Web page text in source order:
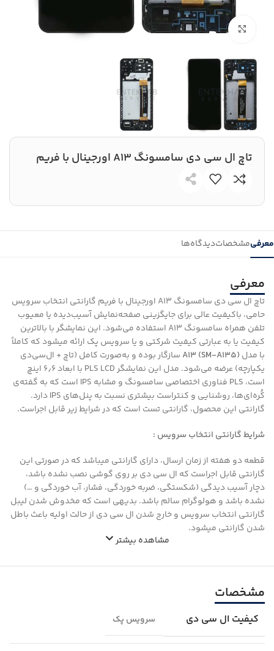
بزرگنمایی تصویر
تاچ ال سی دی سامسونگ A13 اورجینال با فریم
معرفیمشخصاتدیدگاه‌ها
معرفی
تاچ ال سی دی سامسونگ A13 اورجینال با فریم گارانتی انتخاب سرویس
حامی، باکیفیت عالی برای جایگزینی صفحه‌نمایش آسیب‌دیده یا معیوب
تلفن همراه سامسونگ A13 استفاده می‌شود. این نمایشگر با بالاترین
کیفیت یا به عبارتی کیفیت شرکتی و یا سرویس­ پک ارائه می­شود که کاملاً
با مدل A13 (SM-A135) سازگار بوده و به‌صورت کامل (تاچ + ال‌سی‌دی
یکپارچه) عرضه می‌شود. مدل این نمایشگر PLS LCD با ابعاد ۶٫۶ اینچ
است، PLS فناوری اختصاصی سامسونگ و مشابه IPS است که به گفته‌ی
کُره‌ای‌ها، روشنایی و کنتراست بیشتری نسبت به پنل‌های IPS دارد.
گارانتی این محصول، گارانتی تست است که در شرایط زیر قابل اجراست.
شرایط گارانتی انتخاب سرویس :
قطعه دو هفته از زمان ارسال، دارای گارانتی میباشد که در صورتی این
گارانتی قابل اجراست که ال سی دی بر روی گوشی نصب نشده باشد،
دچار آسیب دیدگی (شکستگی، ضربه خوردگی، فشار، آب خوردگی و …)
نشده باشد و هولوگرام سالم باشد. بدیهی است که مخدوش شدن لیبل
گارانتی انتخاب سرویس و خارج شدن ال سی دی از حالت اولیه باعث باطل
شدن گارانتی میشود.
مشاهده بیشتر
مشخصات
کیفیت ال سی دی سرویس پک